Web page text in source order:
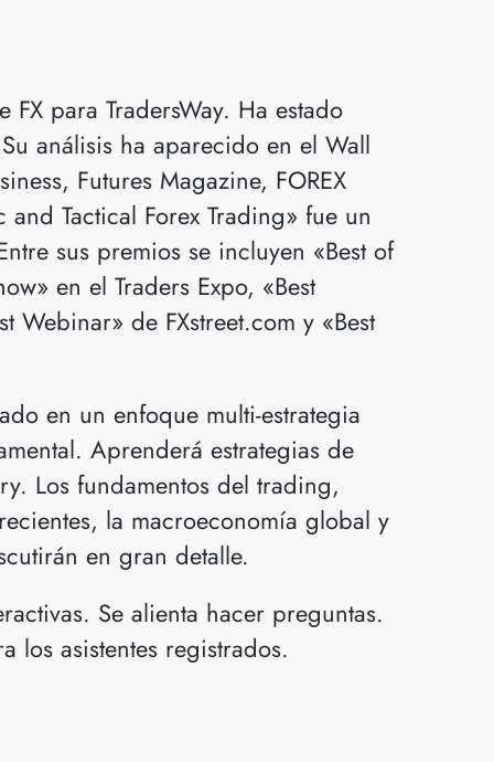
para TradersWay. Ha estado
análisis ha aparecido en el Wall
Futures Magazine, FOREX
Tactical Forex Trading» fue un
sus premios se incluyen «Best of
en el Traders Expo, «Best
Webinar» de FXstreet.com y «Best
en un enfoque multi-estrategia
Aprenderá estrategias de
Los fundamentos del trading,
la macroeconomía global y
en gran detalle.
Se alienta hacer preguntas.
los asistentes registrados.